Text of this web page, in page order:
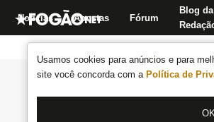
Usamos cookies para anúncios e para
site você concorda com a Política de
Notícias Apostas Fórum
Blog da